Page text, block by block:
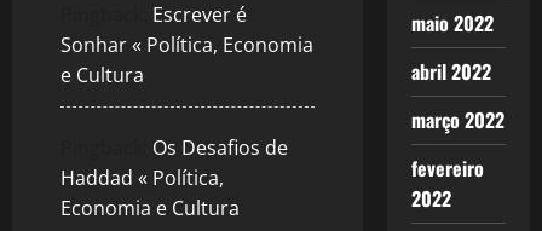
Escrever é
Sonhar « Política, Economia
e Cultura
Os Desafios de
Haddad « Política,
Economia e Cultura
maio 2022
abril 2022
março 2022
fevereiro
2022